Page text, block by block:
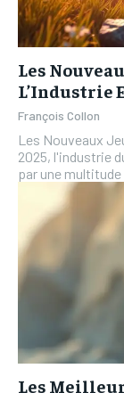
Les
L’Industrie
François Collon
Les Nouveaux
2025, l'industrie
par une
Les